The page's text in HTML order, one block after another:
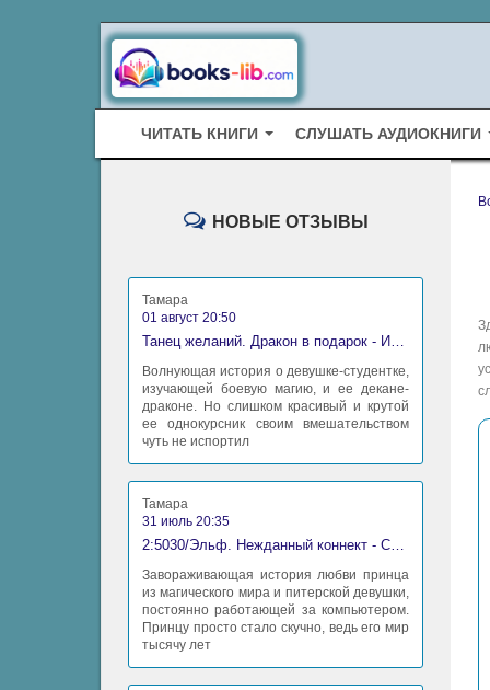
ЧИТАТЬ КНИГИ СЛУШАТЬ АУДИОКНИГИ
НОВЫЕ ОТЗЫВЫ
Тамара
01 август 20:50
Танец желаний. Дракон в подарок - Ирина Алексеева
Волнующая история о девушке-студентке,
изучающей боевую магию, и ее декане-
драконе. Но слишком красивый и крутой
ее однокурсник своим вмешательством
чуть не испортил
Тамара
31 июль 20:35
2:5030/Эльф. Нежданный коннект - Станислав Миков
Завораживающая история любви принца
из магического мира и питерской девушки,
постоянно работающей за компьютером.
Принцу просто стало скучно, ведь его мир
тысячу лет